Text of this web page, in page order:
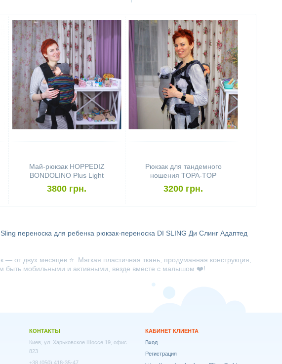
Май-рюкзак HOPPEDIZ
BONDOLINO Plus Light
Quality Timbuktu
3800 грн.
Рюкзак для тандемного
ношения TOPA-TOP
3200 грн.
переноска для ребенка рюкзак-переноска DI SLING Ди Слинг Адаптед
от двух месяцев ⭐. Мягкая пластичная ткань, продуманная конструкция,
быть мобильными и активными, везде вместе с малышом ❤️!
КОНТАКТЫ
Киев, ул. Харьковское Шоссе 19, офис
823
+38 (050) 418-35-47
КАБИНЕТ КЛИЕНТА
Вход
Регистрация